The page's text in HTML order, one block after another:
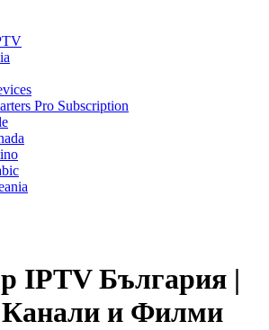
Pro Subscription
IPTV България |
и Филми